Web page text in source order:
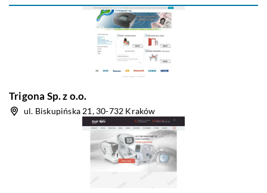
Trigona Sp. z o.o.
ul. Biskupińska 21, 30-732 Kraków